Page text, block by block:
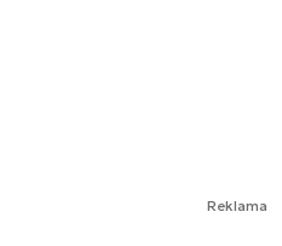
Reklama